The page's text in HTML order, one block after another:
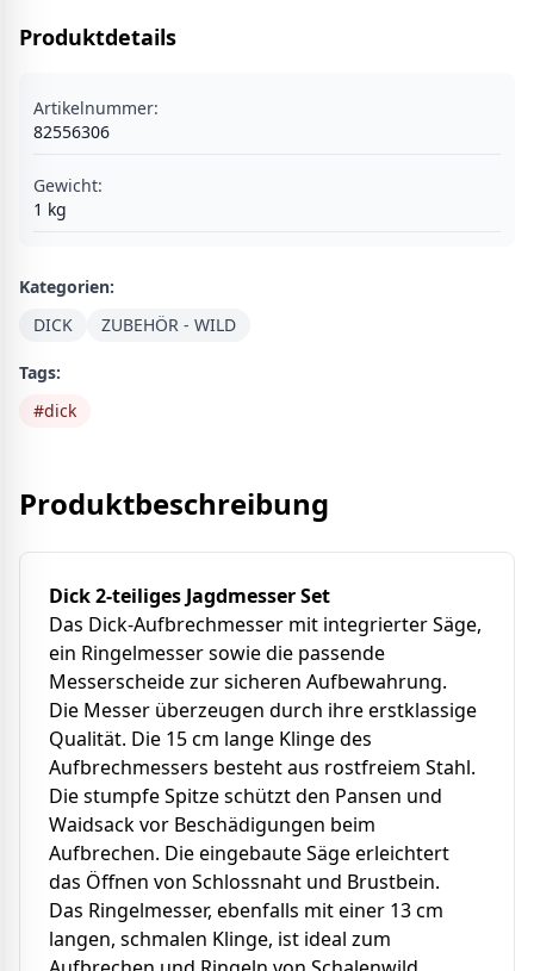
Produktdetails
Artikelnummer:
82556306
Gewicht:
1 kg
Kategorien:
DICK
ZUBEHÖR - WILD
Tags:
#dick
Produktbeschreibung
Dick 2-teiliges Jagdmesser Set
Das Dick-Aufbrechmesser mit integrierter Säge,
ein Ringelmesser sowie die passende
Messerscheide zur sicheren Aufbewahrung.
Die Messer überzeugen durch ihre erstklassige
Qualität. Die 15 cm lange Klinge des
Aufbrechmessers besteht aus rostfreiem Stahl.
Die stumpfe Spitze schützt den Pansen und
Waidsack vor Beschädigungen beim
Aufbrechen. Die eingebaute Säge erleichtert
das Öffnen von Schlossnaht und Brustbein.
Das Ringelmesser, ebenfalls mit einer 13 cm
langen, schmalen Klinge, ist ideal zum